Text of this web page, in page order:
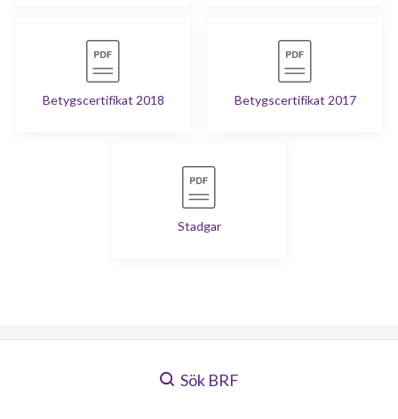
Betygscertifikat 2018 Betygscertifikat 2017
Stadgar
Sök BRF